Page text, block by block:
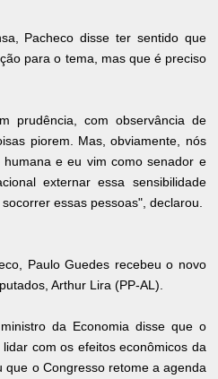
Pacheco disse ter sentido que
para o tema, mas que é preciso
prudência, com observância de
piorem. Mas, obviamente, nós
e eu vim como senador e
externar essa sensibilidade
essas pessoas", declarou.
Paulo Guedes recebeu o novo
Arthur Lira (PP-AL).
da Economia disse que o
com os efeitos econômicos da
que o Congresso retome a agenda